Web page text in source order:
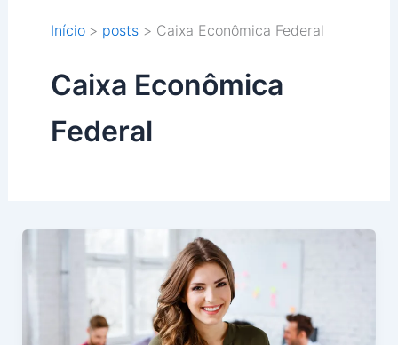
Início posts Caixa Econômica Federal
Caixa Econômica
Federal